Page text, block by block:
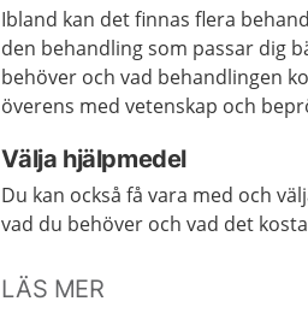
Ibland kan det finnas flera
den behandling som passar dig
behöver och vad behandlingen
överens med vetenskap och
Välja hjälpmedel
Du kan också få vara med och
vad du behöver och vad det
LÄS MER